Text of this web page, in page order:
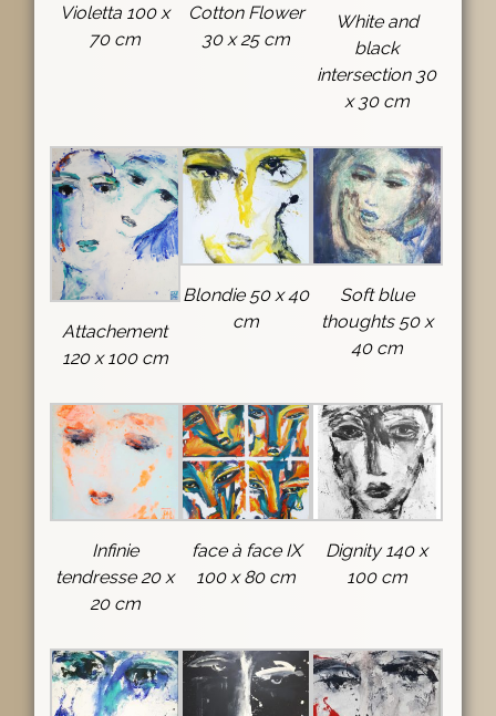
Violetta 100 x
70 cm
Cotton Flower
30 x 25 cm
White and
black
intersection 30
x 30 cm
Attachement
120 x 100 cm
Blondie 50 x 40
cm
Soft blue
thoughts 50 x
40 cm
Infinie
tendresse 20 x
20 cm
face à face IX
100 x 80 cm
Dignity 140 x
100 cm